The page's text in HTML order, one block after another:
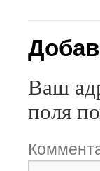
Ваш
поля